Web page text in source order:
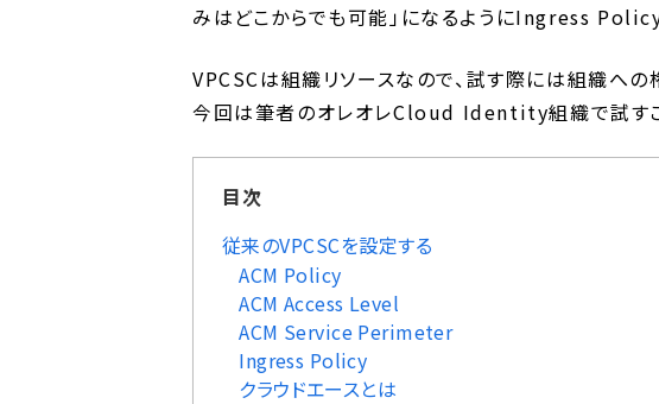
みはどこからでも可能」になるようにIngress Policy
VPCSCは組織リソースなので、試す際には組織への
今回は筆者のオレオレCloud Identity組織で試すこ
目次
従来のVPCSCを設定する
ACM Policy
ACM Access Level
ACM Service Perimeter
Ingress Policy
クラウドエースとは